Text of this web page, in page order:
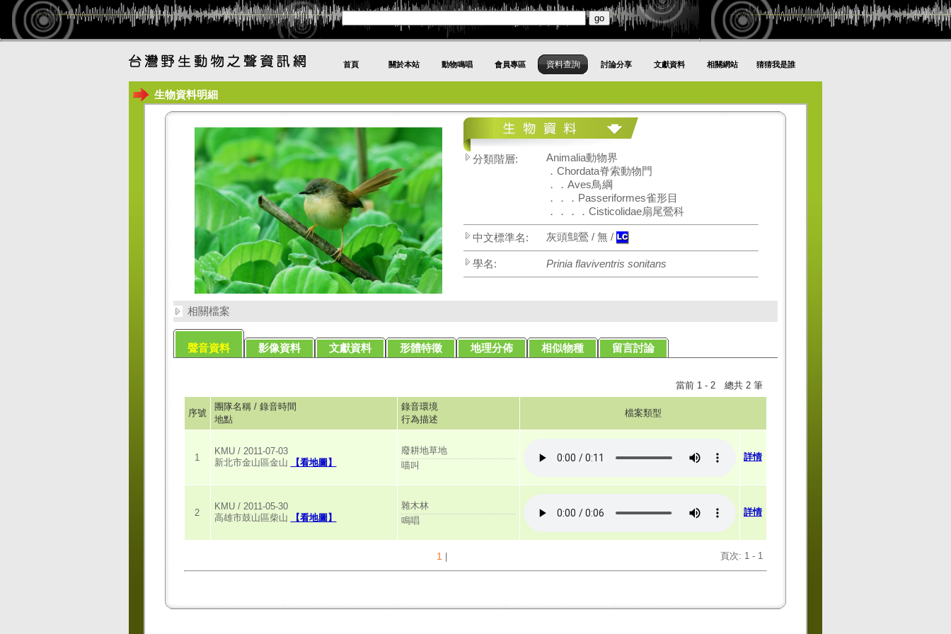
首頁 關於本站 動物鳴唱 會員專區 資料查詢 討論分享 文獻資料 相關網站 猜猜我是誰
生物資料明細
分類階層:
Animalia動物界
．Chordata脊索動物門
．．Aves鳥綱
．．．Passeriformes雀形目
．．．．Cisticolidae扇尾鶯科
中文標準名: 灰頭鷦鶯 / 無 /
學名: Prinia flaviventris sonitans
相關檔案
聲音資料 影像資料 文獻資料 形體特徵 地理分佈 相似物種 留言討論
當前 1 - 2 總共 2 筆
序號
團隊名稱 / 錄音時間
地點
錄音環境
行為描述
檔案類型
1
KMU / 2011-07-03
新北市金山區金山
【看地圖】
廢耕地草地
喵叫
詳情
2
KMU / 2011-05-30
高雄市鼓山區柴山
【看地圖】
雜木林
鳴唱
詳情
1| 頁次: 1 - 1